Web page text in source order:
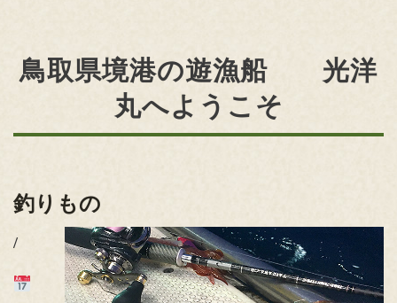
鳥取県境港の遊漁船 光洋
丸へようこそ
釣りもの
/